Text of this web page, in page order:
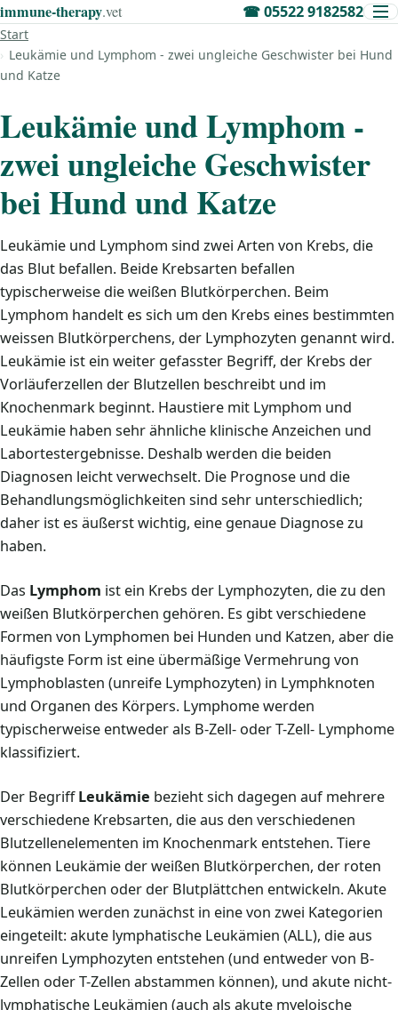
immune‑therapy.vet ☎05522 9182582
Start
Leukämie und Lymphom - zwei ungleiche Geschwister bei Hund
und Katze
Leukämie und Lymphom -
zwei ungleiche Geschwister
bei Hund und Katze
Leukämie und Lymphom sind zwei Arten von Krebs, die
das Blut befallen. Beide Krebsarten befallen
typischerweise die weißen Blutkörperchen. Beim
Lymphom handelt es sich um den Krebs eines bestimmten
weissen Blutkörperchens, der Lymphozyten genannt wird.
Leukämie ist ein weiter gefasster Begriff, der Krebs der
Vorläuferzellen der Blutzellen beschreibt und im
Knochenmark beginnt. Haustiere mit Lymphom und
Leukämie haben sehr ähnliche klinische Anzeichen und
Labortestergebnisse. Deshalb werden die beiden
Diagnosen leicht verwechselt. Die Prognose und die
Behandlungsmöglichkeiten sind sehr unterschiedlich;
daher ist es äußerst wichtig, eine genaue Diagnose zu
haben.
Das Lymphom ist ein Krebs der Lymphozyten, die zu den
weißen Blutkörperchen gehören. Es gibt verschiedene
Formen von Lymphomen bei Hunden und Katzen, aber die
häufigste Form ist eine übermäßige Vermehrung von
Lymphoblasten (unreife Lymphozyten) in Lymphknoten
und Organen des Körpers. Lymphome werden
typischerweise entweder als B-Zell- oder T-Zell- Lymphome
klassifiziert.
Der BegriffLeukämie bezieht sich dagegen auf mehrere
verschiedene Krebsarten, die aus den verschiedenen
Blutzellenelementen im Knochenmark entstehen. Tiere
können Leukämie der weißen Blutkörperchen, der roten
Blutkörperchen oder der Blutplättchen entwickeln. Akute
Leukämien werden zunächst in eine von zwei Kategorien
eingeteilt: akute lymphatische Leukämien (ALL), die aus
unreifen Lymphozyten entstehen (und entweder von B-
Zellen oder T-Zellen abstammen können), und akute nicht-
lymphatische Leukämien (auch als akute myeloische